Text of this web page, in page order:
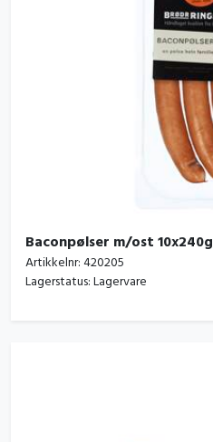
Baconpølser m/ost 10x240g
Artikkelnr:420205
Lagerstatus:Lagervare